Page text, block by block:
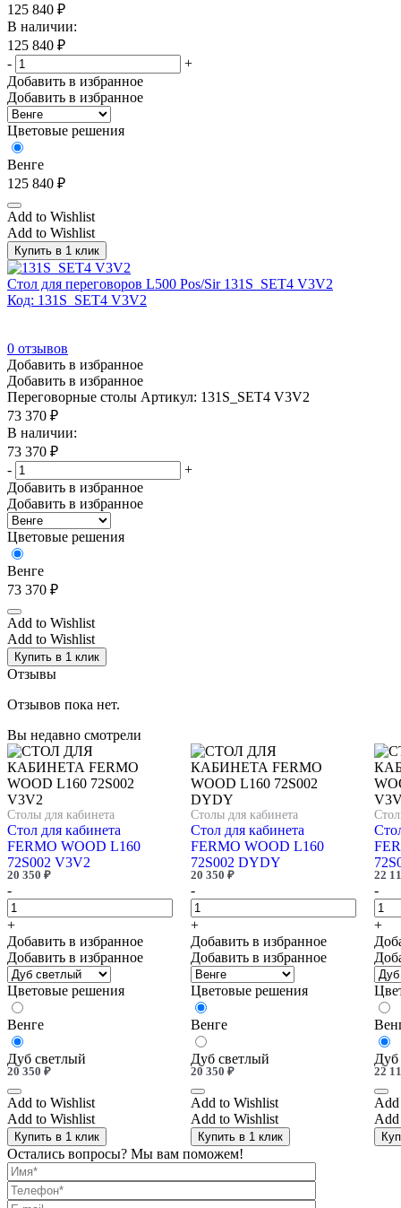
125 840 ₽
В наличии:
125 840 ₽
-
+
Добавить в избранное
Добавить в избранное
Цветовые решения
Венге
125 840 ₽
Add to Wishlist
Add to Wishlist
Купить в 1 клик
Стол для переговоров L500 Pos/Sir 131S_SET4 V3V2
Код: 131S_SET4 V3V2
0 отзывов
Добавить в избранное
Добавить в избранное
Переговорные столы Артикул: 131S_SET4 V3V2
73 370 ₽
В наличии:
73 370 ₽
-
+
Добавить в избранное
Добавить в избранное
Цветовые решения
Венге
73 370 ₽
Add to Wishlist
Add to Wishlist
Купить в 1 клик
Отзывы
Отзывов пока нет.
Вы недавно смотрели
Столы для кабинета
Стол для кабинета
FERMO WOOD L160
72S002 V3V2
20 350 ₽
-
+
Добавить в избранное
Добавить в избранное
Цветовые решения
Венге
Дуб светлый
20 350 ₽
Add to Wishlist
Add to Wishlist
Купить в 1 клик
Столы для кабинета
Стол для кабинета
FERMO WOOD L160
72S002 DYDY
20 350 ₽
-
+
Добавить в избранное
Добавить в избранное
Цветовые решения
Венге
Дуб светлый
20 350 ₽
Add to Wishlist
Add to Wishlist
Купить в 1 клик
22
-
+
Дуб
22
Остались вопросы? Мы вам поможем!